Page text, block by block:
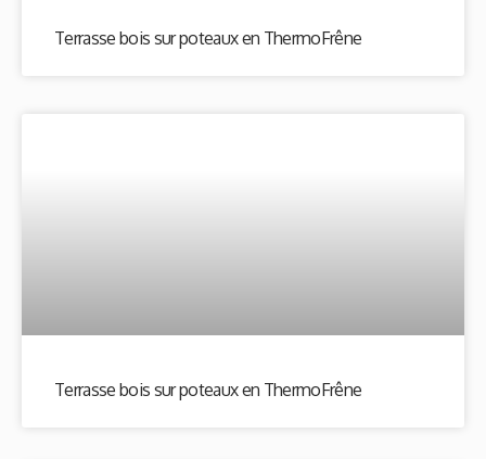
Terrasse bois sur poteaux en ThermoFrêne
Terrasse bois sur poteaux en ThermoFrêne